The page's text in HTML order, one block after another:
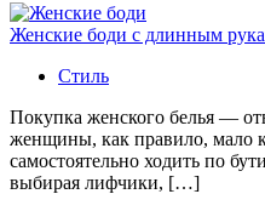
Женские боди с длинным
Стиль
Покупка женского белья —
женщины, как правило, мало
самостоятельно ходить по
выбирая лифчики, […]